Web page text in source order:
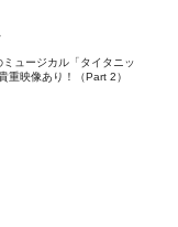
ュージカル「タイタニッ
重映像あり！（Part 2）